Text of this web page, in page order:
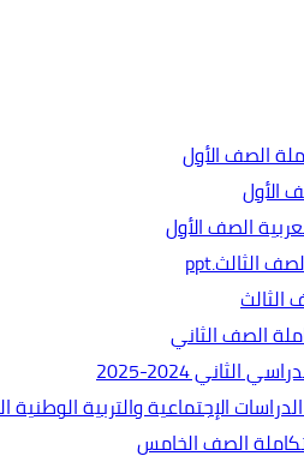
الأول
الصف الأول
الصف الثاني
2024-2025
الإجتماعية والتربية الوطنية
الصف الخامس